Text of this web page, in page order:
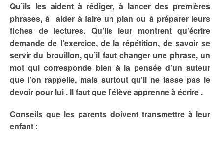
Qu’ils les aident à rédiger, à lancer des premières
phrases, à aider à faire un plan ou à préparer leurs
fiches de lectures. Qu’ils leur montrent qu’écrire
demande de l’exercice, de la répétition, de savoir se
servir du brouillon, qu’il faut changer une phrase, un
mot qui corresponde bien à la pensée d’un auteur
que l’on rappelle, mais surtout qu’il ne fasse pas le
devoir pour lui . Il faut que l’élève apprenne à écrire .
Conseils que les parents doivent transmettre à leur
enfant :